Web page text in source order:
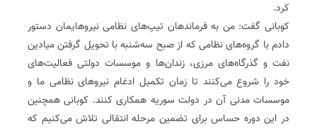
کرد.
کوبانی گفت: من به فرماندهان تیپ‌های نظامی نیروهایمان دستور
دادم با گروه‌های نظامی که از صبح سه‌شنبه با تحویل گرفتن میادین
نفت و گذرگاه‌های مرزی، زندان‌ها و موسسات دولتی فعالیت‌های
خود را شروع می‌کنند تا زمان تکمیل ادغام نیروهای نظامی ما و
موسسات مدنی آن در دولت سوریه همکاری کنند. کوبانی همچنین
در این دوره حساس برای تضمین مرحله انتقالی تلاش می‌کنیم که